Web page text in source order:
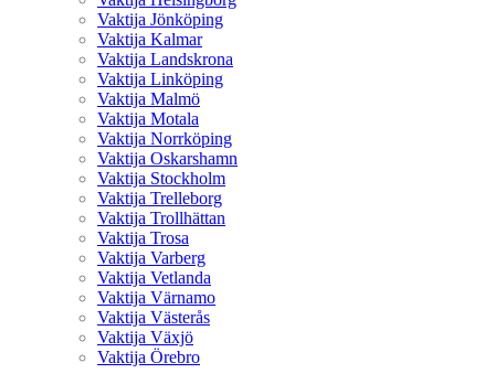
Vaktija Jönköping
Vaktija Kalmar
Vaktija Landskrona
Vaktija Linköping
Vaktija Malmö
Vaktija Motala
Vaktija Norrköping
Vaktija Oskarshamn
Vaktija Stockholm
Vaktija Trelleborg
Vaktija Trollhättan
Vaktija Trosa
Vaktija Varberg
Vaktija Vetlanda
Vaktija Värnamo
Vaktija Västerås
Vaktija Växjö
Vaktija Örebro